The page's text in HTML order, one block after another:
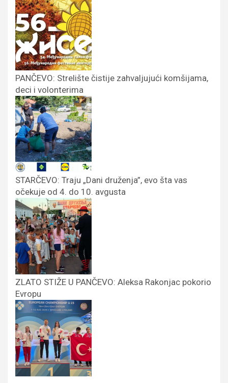
PANČEVO: Strelište čistije zahvaljujući komšijama,
deci i volonterima
STARČEVO: Traju „Dani druženja”, evo šta vas
očekuje od 4. do 10. avgusta
ZLATO STIŽE U PANČEVO: Aleksa Rakonjac pokorio
Evropu